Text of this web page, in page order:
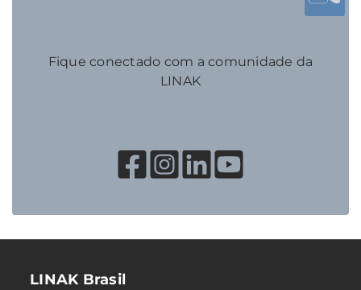
Fique conectado com a comunidade da
LINAK
LINAK Brasil